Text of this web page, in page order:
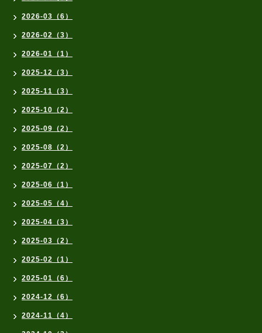
2026-03（6）
2026-02（3）
2026-01（1）
2025-12（3）
2025-11（3）
2025-10（2）
2025-09（2）
2025-08（2）
2025-07（2）
2025-06（1）
2025-05（4）
2025-04（3）
2025-03（2）
2025-02（1）
2025-01（6）
2024-12（6）
2024-11（4）